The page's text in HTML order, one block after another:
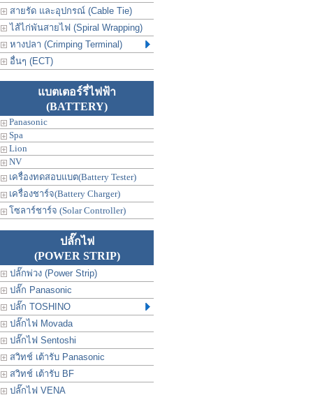
สายรัด และอุปกรณ์ (Cable Tie)
ไส้ไก่พันสายไฟ (Spiral Wrapping)
หางปลา (Crimping Terminal)
อื่นๆ (ECT)
แบตเตอร์รี่ไฟฟ้า
(BATTERY)
Panasonic
Spa
Lion
NV
เครื่องทดสอบแบต(Battery Tester)
เครื่องชาร์จ(Battery Charger)
โซลาร์ชาร์จ (Solar Controller)
ปลั๊กไฟ
(POWER STRIP)
ปลั๊กพ่วง (Power Strip)
ปลั๊ก Panasonic
ปลั๊ก TOSHINO
ปลั๊กไฟ Movada
ปลั๊กไฟ Sentoshi
สวิทช์ เต้ารับ Panasonic
สวิทช์ เต้ารับ BF
ปลั๊กไฟ VENA